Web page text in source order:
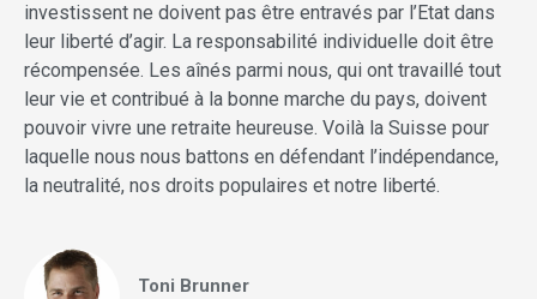
investissent ne doivent pas être entravés par l’Etat dans
leur liberté d’agir. La responsabilité individuelle doit être
récompensée. Les aînés parmi nous, qui ont travaillé tout
leur vie et contribué à la bonne marche du pays, doivent
pouvoir vivre une retraite heureuse. Voilà la Suisse pour
laquelle nous nous battons en défendant l’indépendance,
la neutralité, nos droits populaires et notre liberté.
Toni Brunner